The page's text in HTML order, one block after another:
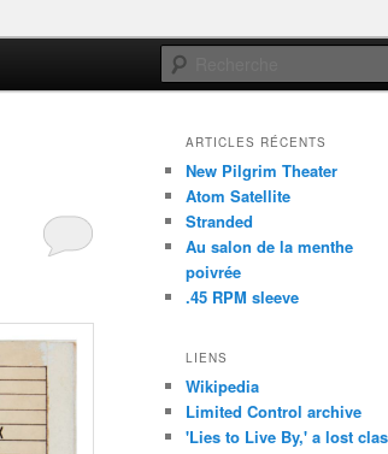
ARTICLES RÉCENTS
New Pilgrim Theater
Atom Satellite
Stranded
Au salon de la menthe
poivrée
.45 RPM sleeve
LIENS
Wikipedia
Limited Control archive
'Lies to Live By,' a lost